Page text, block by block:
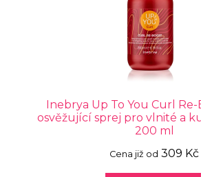
Inebrya Up To You Curl Re-
osvěžující sprej pro vlnité a
200 ml
Cena již od 309 Kč